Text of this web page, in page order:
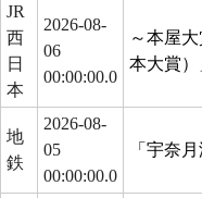
JR
西
日
本
2026-08-
06
00:00:00.0
～本屋
本大賞
地
鉄
2026-08-
05
00:00:00.0
「宇奈